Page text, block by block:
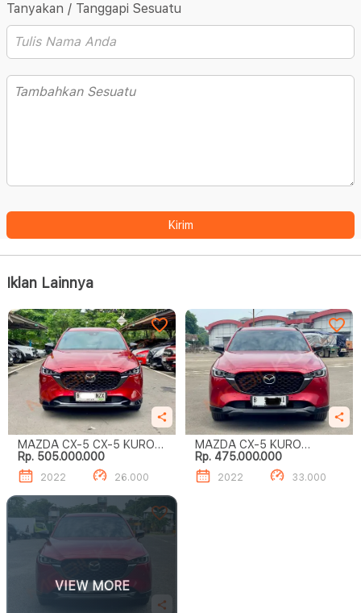
Tanyakan / Tanggapi Sesuatu
Kirim
Iklan Lainnya
MAZDA CX-5 CX-5 KURO
EDITION
Rp. 505.000.000
2022 26.000
MAZDA CX-5 KURO
EDITION
Rp. 475.000.000
2022 33.000
VIEW MORE